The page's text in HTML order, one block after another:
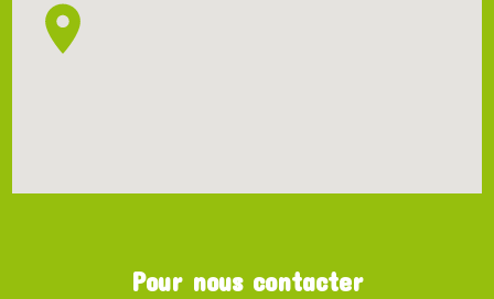
Pour nous contacter